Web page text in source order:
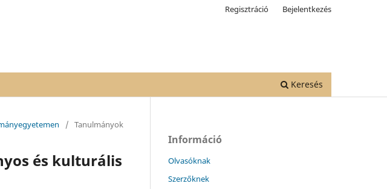
Keresés
Regisztráció Bejelentkezés
/ Tanulmányok
és kulturális
Információ
Olvasóknak
Szerzőknek